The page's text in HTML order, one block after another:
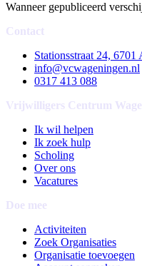
Wanneer gepubliceerd
Contact
Stationsstraat 24,
info@vcwageningen.nl
0317 413 088
Vrijwilligers Centrum
Ik wil helpen
Ik zoek hulp
Scholing
Over ons
Vacatures
Doe mee
Activiteiten
Zoek Organisaties
Organisatie toevoegen